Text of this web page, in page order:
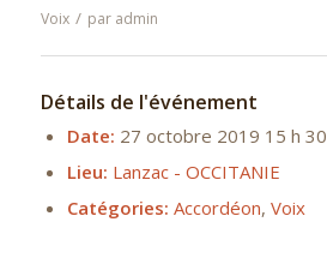
Voix / par admin
Détails de l'événement
Date: 27 octobre 2019 15 h 30
Lieu: Lanzac - OCCITANIE
Catégories: Accordéon, Voix